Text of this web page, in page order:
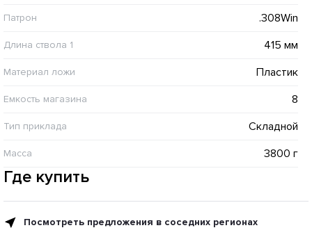
Патрон .308Win
Длина ствола 1 415 мм
Материал ложи Пластик
Емкость магазина 8
Тип приклада Складной
Масса 3800 г
Где купить
Посмотреть предложения в соседних регионах